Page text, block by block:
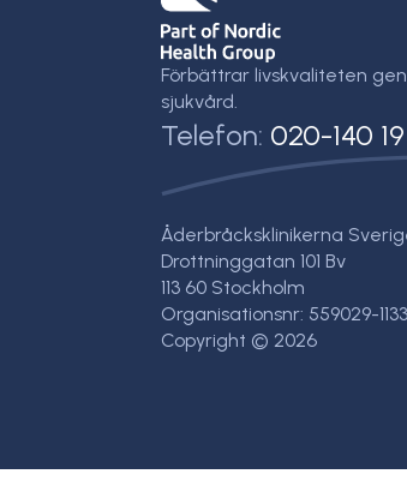
Förbättrar livskvaliteten
sjukvård.
Telefon: 020-140
Åderbråcksklinikerna
Drottninggatan 101 Bv
113 60 Stockholm
Organisationsnr: 559029-1133
Copyright © 2026